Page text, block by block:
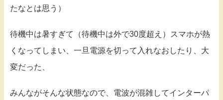
たなとは思う）
待機中は暑すぎて（待機中は外で30度超え）スマホが熱
くなってしまい、一旦電源を切って入れなおしたり、大
変だった、
みんながそんな状態なので、電波が混雑してインターパ